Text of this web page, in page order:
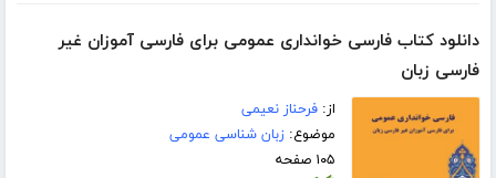
دانلود کتاب فارسی خوانداری عمومی برای فارسی آموزان غیر
فارسی زبان
از:فرحناز نعیمی
موضوع:زبان شناسی عمومی
۱۰۵ صفحه